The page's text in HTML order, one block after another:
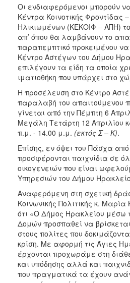
ΔΗΜΟΤΗΣ
ΕΠΙΣΚΕΠΤΗΣ
ΗΡΑΚΛΕΙΟ
Οι ενδιαφερόμενοι μπορούν
Κέντρα Κοινοτικής Φροντίδας
Ηλικιωμένων (ΚΕΚΟΙΦ – ΑΠΗ)
απ’ όπου θα λαμβάνουν το
παραπεμπτικό προκειμένου
Κέντρο Αστέγων του Δήμου
επιλέγουν τα είδη τα οποία
ιματιοθήκη που υπάρχει στο
Η προσέλευση στο Κέντρο
παραλαβή του απαιτούμενου
γίνεται από την Πέμπτη 6
Μεγάλη Τετάρτη 12 Απριλίου
π.μ. - 14.00 μ.μ. (εκτός Σ – Κ).
Επίσης, εν όψει του Πάσχα
προσφέρονται παιχνίδια σε
οικογενειών που είναι
Υπηρεσιών του Δήμου
Αναφερόμενη στη σχετική
Κοινωνικής Πολιτικής κ.
ότι «Ο Δήμος Ηρακλείου μέσω
Δομών προσπαθεί να
στους πολίτες που
κρίση. Με αφορμή τις Άγιες
έρχονται προχωράμε στη
και υπόδησης αλλά και
που πραγματικά τα έχουν